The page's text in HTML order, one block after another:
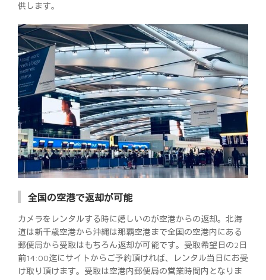
供します。
全国の空港で返却が可能
カメラをレンタルする時に嬉しいのが空港からの返却。北海
道は新千歳空港から沖縄は那覇空港まで全国の空港内にある
郵便局から受取はもちろん返却が可能です。受取希望日の2日
前14:00迄にサイトからご予約頂ければ、レンタル当日にお受
け取り頂けます。受取は空港内郵便局の営業時間内となりま